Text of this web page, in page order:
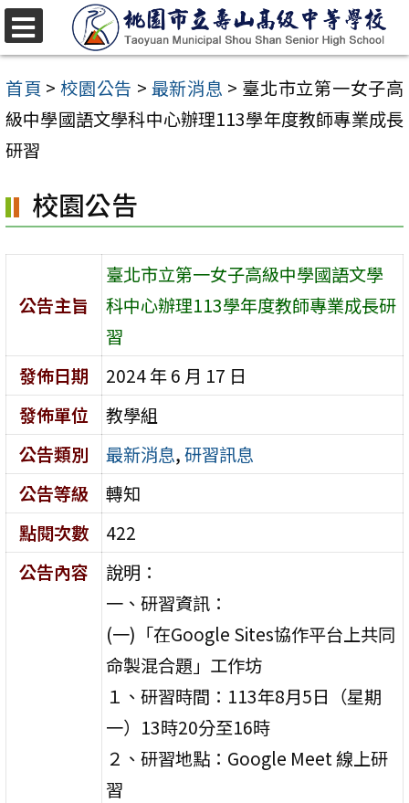
跳
至
主
要
內
區
首頁 > 校園公告 > 最新消息 > 臺北市立第一女子高
級中學國語文學科中心辦理113學年度教師專業成長
研習
校園公告
公告主旨
臺北市立第一女子高級中學國語文學
科中心辦理113學年度教師專業成長研
習
發佈日期
2024 年 6 月 17 日
發佈單位
教學組
公告類別
最新消息,研習訊息
公告等級
轉知
點閱次數
422
公告內容
說明：
一、研習資訊：
(一)「在Google Sites協作平台上共同
命製混合題」工作坊
１、研習時間：113年8月5日（星期
一）13時20分至16時
２、研習地點：Google Meet 線上研
習
選
單